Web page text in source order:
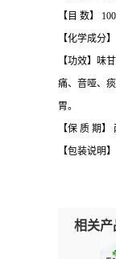
【目 数】
【化学成分
【功效】味
痛、音哑、
胃。
【保 质 期】
【包装说明
相关产